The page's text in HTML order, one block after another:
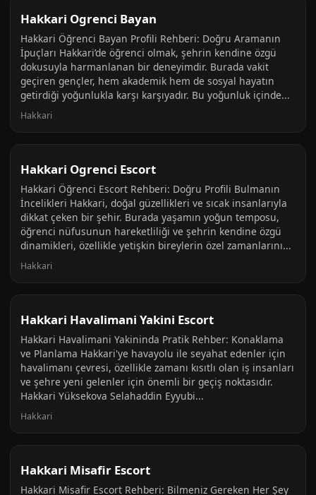
Hakkari Ogrenci Bayan
Hakkari Öğrenci Bayan Profili Rehberi: Doğru Aramanın
İpuçları Hakkari’de öğrenci olmak, şehrin kendine özgü
dokusuyla harmanlanan bir deneyimdir. Burada vakit
geçiren gençler, hem akademik hem de sosyal hayatın
getirdiği yoğunlukla karşı karşıyadır. Bu yoğunluk içinde...
Hakkari
Hakkari Ogrenci Escort
Hakkari Öğrenci Escort Rehberi: Doğru Profili Bulmanın
İncelikleri Hakkari, doğal güzellikleri ve sıcak insanlarıyla
dikkat çeken bir şehir. Burada yaşamın yoğun temposu,
öğrenci nüfusunun hareketliliği ve şehrin kendine özgü
dinamikleri, özellikle yetişkin bireylerin özel zamanlarını...
Hakkari
Hakkari Havalimani Yakini Escort
Hakkari Havalimani Yakininda Pratik Rehber: Konaklama
ve Planlama Hakkari'ye havayolu ile seyahat edenler için
havalimanı çevresi, özellikle zamanı kısıtlı olan iş insanları
ve şehre yeni gelenler için önemli bir geçiş noktasıdır.
Hakkari Yüksekova Selahaddin Eyyubi...
Hakkari
Hakkari Misafir Escort
Hakkari Misafir Escort Rehberi: Bilmeniz Gereken Her Şey